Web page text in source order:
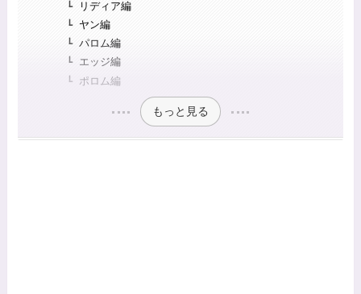
リディア編
ヤン編
パロム編
エッジ編
ポロム編
もっと見る